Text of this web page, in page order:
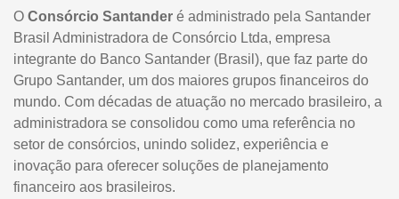
O Consórcio Santander é administrado pela Santander
Brasil Administradora de Consórcio Ltda, empresa
integrante do Banco Santander (Brasil), que faz parte do
Grupo Santander, um dos maiores grupos financeiros do
mundo. Com décadas de atuação no mercado brasileiro, a
administradora se consolidou como uma referência no
setor de consórcios, unindo solidez, experiência e
inovação para oferecer soluções de planejamento
financeiro aos brasileiros.